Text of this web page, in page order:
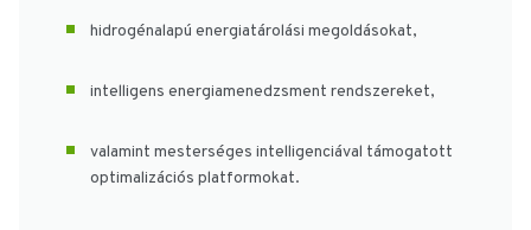
hidrogénalapú energiatárolási megoldásokat,
intelligens energiamenedzsment rendszereket,
valamint mesterséges intelligenciával támogatott
optimalizációs platformokat.